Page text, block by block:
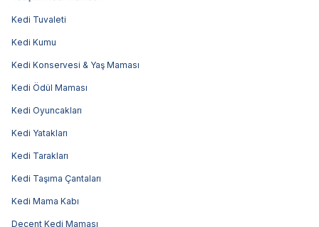
Kedi Tuvaleti
Kedi Kumu
Kedi Konservesi & Yaş Maması
Kedi Ödül Maması
Kedi Oyuncakları
Kedi Yatakları
Kedi Tarakları
Kedi Taşıma Çantaları
Kedi Mama Kabı
Decent Kedi Maması